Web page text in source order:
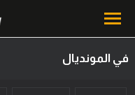
في المونديال